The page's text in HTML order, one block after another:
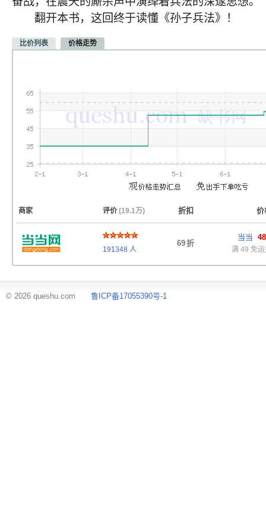
翻开本书，这回终于读懂《孙子兵法》！
比价列表 价格走势
商家 评价 (19.1万) 折扣 价
191348 人
69折
当当
满 49 免
© 2026 queshu.com 鲁ICP备17055390号-1